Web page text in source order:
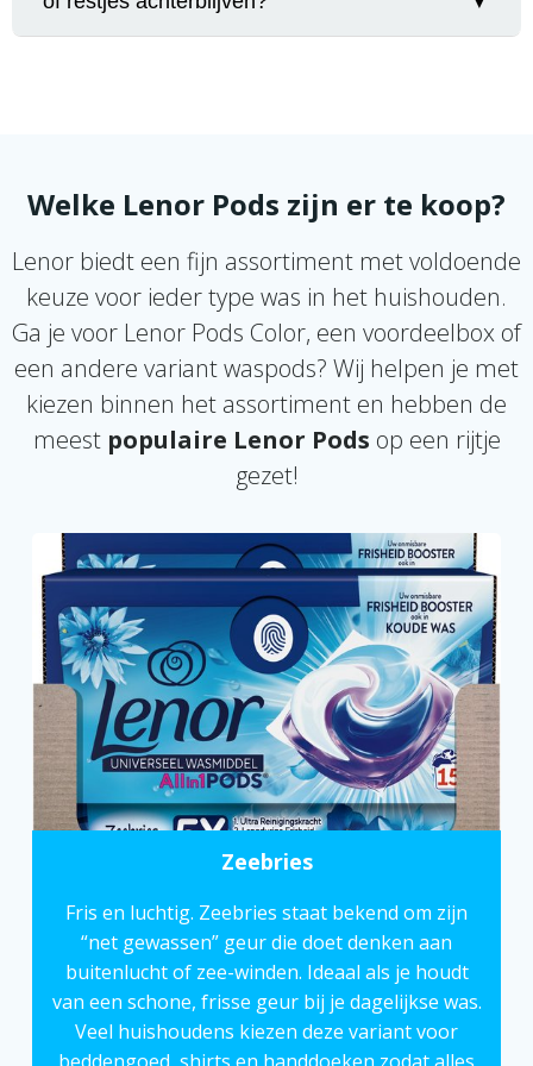
consistente geur- en waskwaliteit. Je voorkomt
voor het beste resultaat.
Welke Lenor Pods zijn er te koop?
Lenor biedt een fijn assortiment met voldoende
keuze voor ieder type was in het huishouden.
Ga je voor Lenor Pods Color, een voordeelbox of
een andere variant waspods? Wij helpen je met
kiezen binnen het assortiment en hebben de
meest populaire Lenor Pods op een rijtje
gezet!
Zeebries
Fris en luchtig. Zeebries staat bekend om zijn
“net gewassen” geur die doet denken aan
buitenlucht of zee-winden. Ideaal als je houdt
van een schone, frisse geur bij je dagelijkse was.
Veel huishoudens kiezen deze variant voor